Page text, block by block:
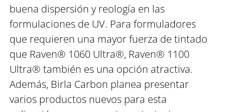
buena dispersión y reología en las
formulaciones de UV. Para formuladores
que requieren una mayor fuerza de tintado
que Raven® 1060 Ultra®, Raven® 1100
Ultra® también es una opción atractiva.
Además, Birla Carbon planea presentar
varios productos nuevos para esta